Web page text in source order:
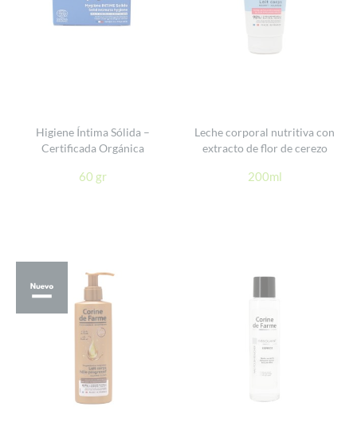
Higiene Íntima Sólida –
Certificada Orgánica
60 gr
Leche corporal nutritiva con
extracto de flor de cerezo
200ml